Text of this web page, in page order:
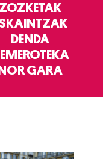
ZOZKETAK
DENDA
NOR GARA